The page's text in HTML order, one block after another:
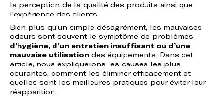
la perception de la qualité des produits ainsi que
l’expérience des clients.
Bien plus qu’un simple désagrément, les mauvaises
odeurs sont souvent le symptôme de problèmes
d’hygiène, d’un entretien insuffisant ou d’une
mauvaise utilisationdes équipements. Dans cet
article, nous expliquerons les causes les plus
courantes, comment les éliminer efficacement et
quelles sont les meilleures pratiques pour éviter leur
réapparition.